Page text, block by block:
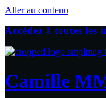
Aller au contenu
Accédez à toutes les
Camille